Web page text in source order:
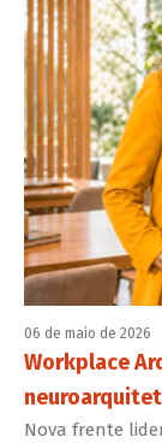
06 de maio de 2026
Workplace
Nova frente